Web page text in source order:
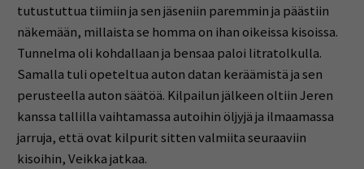
tutustuttua tiimiin ja sen jäseniin paremmin ja päästiin
näkemään, millaista se homma on ihan oikeissa kisoissa.
Tunnelma oli kohdallaan ja bensaa paloi litratolkulla.
Samalla tuli opeteltua auton datan keräämistä ja sen
perusteella auton säätöä. Kilpailun jälkeen oltiin Jeren
kanssa tallilla vaihtamassa autoihin öljyjä ja ilmaamassa
jarruja, että ovat kilpurit sitten valmiita seuraaviin
kisoihin, Veikka jatkaa.